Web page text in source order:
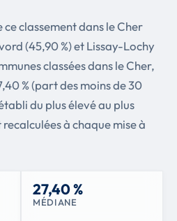
classement dans le Cher
(45,90 %) et Lissay-Lochy
classées dans le Cher,
% (part des moins de 30
du plus élevé au plus
à chaque mise à
27,40 %
MÉDIANE